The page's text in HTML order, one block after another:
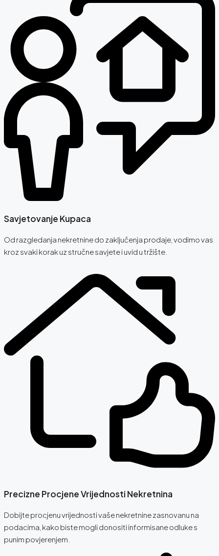
Savjetovanje Kupaca
Od razgledanja nekretnine do zaključenja prodaje, vodimo vas
kroz svaki korak uz stručne savjete i uvid u tržište.
Precizne Procjene Vrijednosti Nekretnina
Dobijte procjenu vrijednosti vaše nekretnine zasnovanu na
podacima, kako biste mogli donositi informisane odluke s
punim povjerenjem.